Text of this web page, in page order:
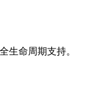
生命周期支持。